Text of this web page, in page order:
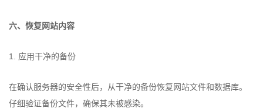
六、恢复网站内容
1. 应用干净的备份
在确认服务器的安全性后，从干净的备份恢复网站文件和数据库。
仔细验证备份文件，确保其未被感染。